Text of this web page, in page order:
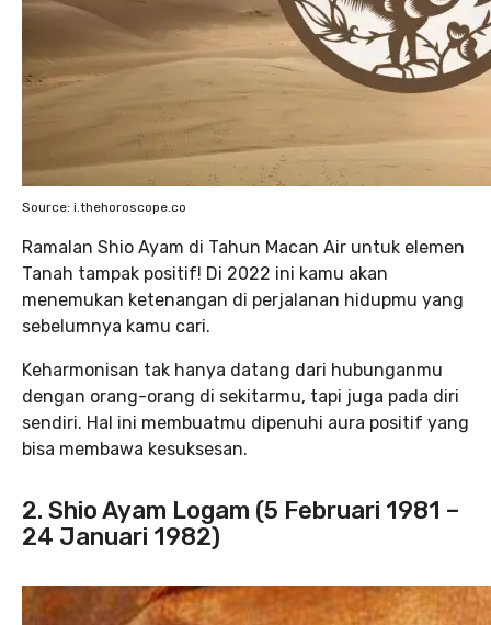
Source: i.thehoroscope.co
Ramalan Shio Ayam di Tahun Macan Air untuk elemen
Tanah tampak positif! Di 2022 ini kamu akan
menemukan ketenangan di perjalanan hidupmu yang
sebelumnya kamu cari.
Keharmonisan tak hanya datang dari hubunganmu
dengan orang-orang di sekitarmu, tapi juga pada diri
sendiri. Hal ini membuatmu dipenuhi aura positif yang
bisa membawa kesuksesan.
2. Shio Ayam Logam (5 Februari 1981 –
24 Januari 1982)